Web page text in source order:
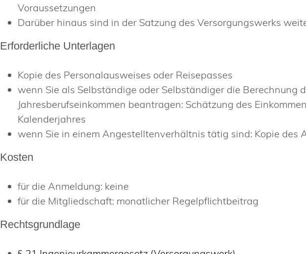
Voraussetzungen
Darüber hinaus sind in der Satzung des Versorgungswerks
Erforderliche Unterlagen
Kopie des Personalausweises oder Reisepasses
wenn Sie als Selbständige oder Selbständiger die Berechnung
Jahresberufseinkommen beantragen: Schätzung des
Kalenderjahres
wenn Sie in einem Angestelltenverhältnis tätig sind: Kopie des
Kosten
für die Anmeldung: keine
für die Mitgliedschaft: monatlicher Regelpflichtbeitrag
Rechtsgrundlage